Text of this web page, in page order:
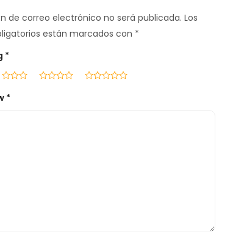
de correo electrónico no será publicada. Los
están marcados con *
*
*